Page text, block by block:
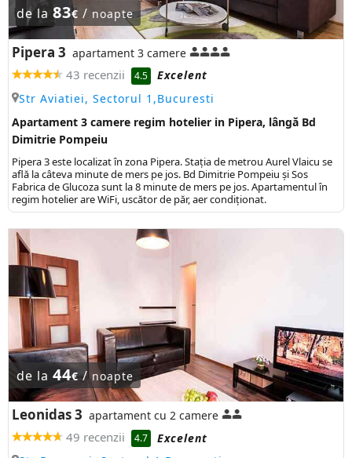
de la83€ / noapte
Pipera 3 apartament 3 camere
43 recenzii 4.5
Excelent
Str Aviatiei, Sectorul 1,Bucuresti
Apartament 3 camere regim hotelier in Pipera, lângă Bd
Dimitrie Pompeiu
Pipera 3 este localizat în zona Pipera. Stația de metrou Aurel Vlaicu se
află la câteva minute de mers pe jos. Bd Dimitrie Pompeiu și Sos
Fabrica de Glucoza sunt la 8 minute de mers pe jos. Apartamentul în
regim hotelier are WiFi, uscător de păr, aer condiționat.
de la 44€/noapte
Leonidas 3 apartament cu 2 camere
49 recenzii 4.7
Excelent